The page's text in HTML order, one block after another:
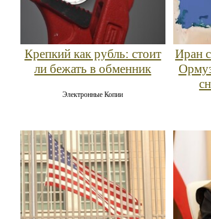
Крепкий как рубль: стоит
ли бежать в обменник
Электронные Копии
Иран